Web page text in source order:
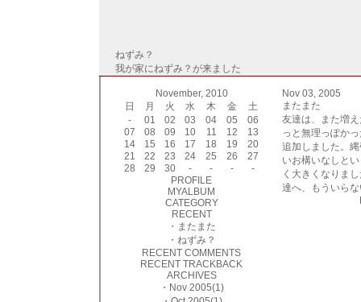
ねずみ？
我が家にねずみ？が来ました
November, 2010
日
月 火 水 木 金
土
-
01 02 03 04 05
06
07
08 09 10 11 12
13
14
15 16 17 18 19
20
21
22 23 24 25 26
27
28
29 30 - - -
-
PROFILE
MYALBUM
CATEGORY
RECENT
・ またまた
・ ねずみ？
RECENT COMMENTS
RECENT TRACKBACK
ARCHIVES
・ Nov 2005(1)
Nov 03, 2005
またまた
友達は、また増
っと無理っぽか
追加しました。
いお構いなしと
く大きくなりま
達へ、もういら